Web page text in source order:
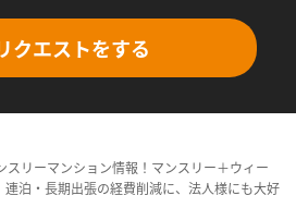
クエストをする
スリーマンション情報！マンスリー＋ウィー
連泊・長期出張の経費削減に、法人様にも大好